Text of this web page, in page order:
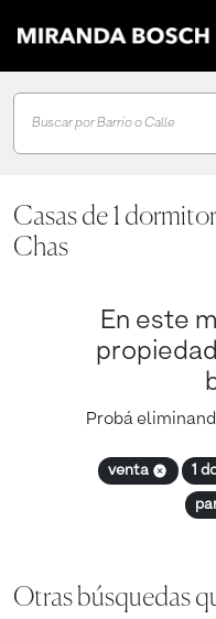
Buscar por Barrio o Calle
Casas de 1
Chas
En este
Probá
venta 1
Otras búsquedas